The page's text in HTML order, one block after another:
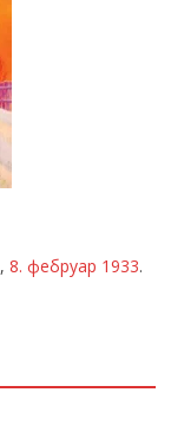
,8. фебруар 1933.